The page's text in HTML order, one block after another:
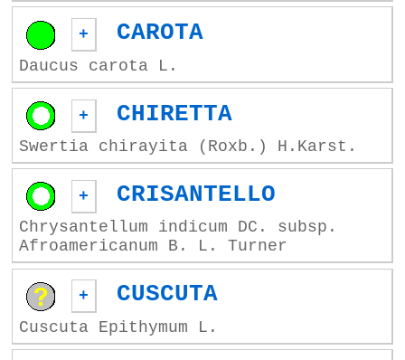
+ CAROTA
Daucus carota L.
+ CHIRETTA
Swertia chirayita (Roxb.) H.Karst.
+ CRISANTELLO
Chrysantellum indicum DC. subsp.
Afroamericanum B. L. Turner
+ CUSCUTA
Cuscuta Epithymum L.